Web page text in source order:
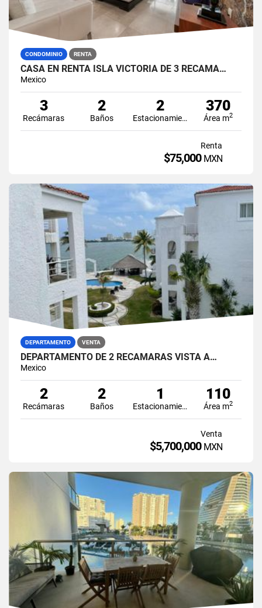
CONDOMINIO RENTA
CASA EN RENTA ISLA VICTORIA DE 3 RECÁMA…
Mexico
3
Recámaras
2
Baños
2
Estacionamiento
370
Área m2
Renta
$75,000 MXN
DEPARTAMENTO VENTA
DEPARTAMENTO DE 2 RECAMARAS VISTA A…
Mexico
2
Recámaras
2
Baños
1
Estacionamiento
110
Área m2
Venta
$5,700,000 MXN